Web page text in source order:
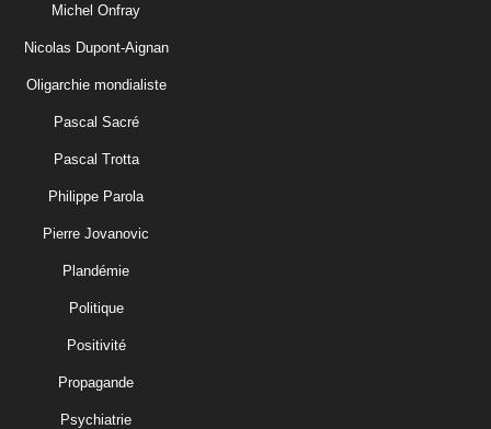
Michel Onfray
Nicolas Dupont-Aignan
Oligarchie mondialiste
Pascal Sacré
Pascal Trotta
Philippe Parola
Pierre Jovanovic
Plandémie
Politique
Positivité
Propagande
Psychiatrie